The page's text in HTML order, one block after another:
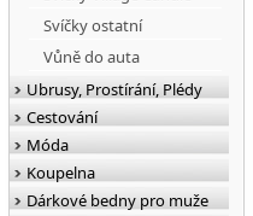
Svíčky ostatní
Vůně do auta
Ubrusy, Prostírání, Plédy
Cestování
Móda
Koupelna
Dárkové bedny pro muže